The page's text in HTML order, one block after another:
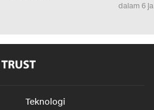
dalam 6
Teknologi